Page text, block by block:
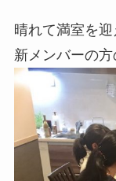
晴れて満室を迎
新メンバーの方